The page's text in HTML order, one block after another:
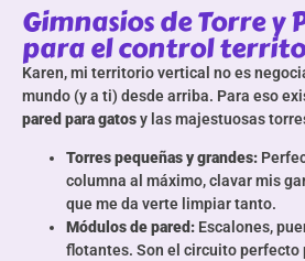
Gimnasios de Torre y
para el control
Karen, mi territorio vertical no es
mundo (y a ti) desde arriba. Para eso
pared para gatosy las majestuosas
Torres pequeñas y grandes:
columna al máximo, clavar mis
que me da verte limpiar tanto.
Módulos de pared: Escalones,
flotantes. Son el circuito perfecto